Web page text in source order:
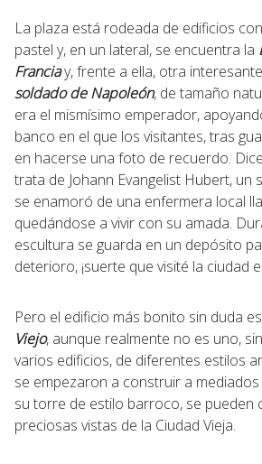
La plaza está rodeada de edificios
pastel y, en un lateral, se encuentra la
Franciay, frente a ella, otra
soldado de Napoleón, de tamaño
era el mismísimo emperador,
banco en el que los visitantes, tras
en hacerse una foto de recuerdo.
trata de Johann Evangelist Hubert, un
se enamoró de una enfermera local
quedándose a vivir con su amada.
escultura se guarda en un depósito
deterioro, ¡suerte que visité la ciudad
Pero el edificio más bonito sin duda
Viejo, aunque realmente no es uno,
varios edificios, de diferentes estilos
se empezaron a construir a mediados
su torre de estilo barroco, se pueden
preciosas vistas de la Ciudad Vieja.